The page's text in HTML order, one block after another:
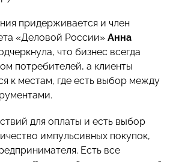
придерживается и член
«Деловой России» Анна
что бизнес всегда
потребителей, а клиенты
к местам, где есть выбор между
для оплаты и есть выбор
импульсивных покупок,
Есть все